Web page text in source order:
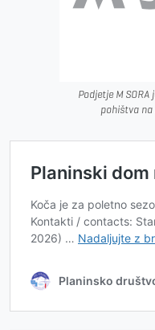
Podjetje M
pohištva na